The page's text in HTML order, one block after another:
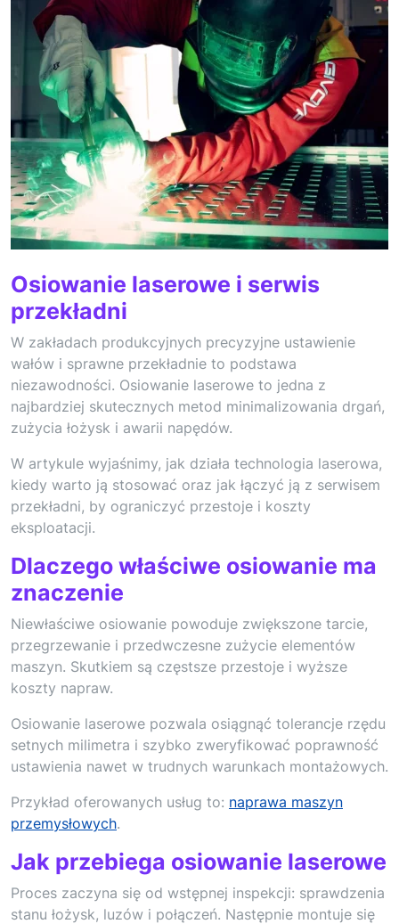
Osiowanie laserowe i serwis
przekładni
W zakładach produkcyjnych precyzyjne ustawienie
wałów i sprawne przekładnie to podstawa
niezawodności. Osiowanie laserowe to jedna z
najbardziej skutecznych metod minimalizowania drgań,
zużycia łożysk i awarii napędów.
W artykule wyjaśnimy, jak działa technologia laserowa,
kiedy warto ją stosować oraz jak łączyć ją z serwisem
przekładni, by ograniczyć przestoje i koszty
eksploatacji.
Dlaczego właściwe osiowanie ma
znaczenie
Niewłaściwe osiowanie powoduje zwiększone tarcie,
przegrzewanie i przedwczesne zużycie elementów
maszyn. Skutkiem są częstsze przestoje i wyższe
koszty napraw.
Osiowanie laserowe pozwala osiągnąć tolerancje rzędu
setnych milimetra i szybko zweryfikować poprawność
ustawienia nawet w trudnych warunkach montażowych.
Przykład oferowanych usług to: naprawa maszyn
przemysłowych.
Jak przebiega osiowanie laserowe
Proces zaczyna się od wstępnej inspekcji: sprawdzenia
stanu łożysk, luzów i połączeń. Następnie montuje się